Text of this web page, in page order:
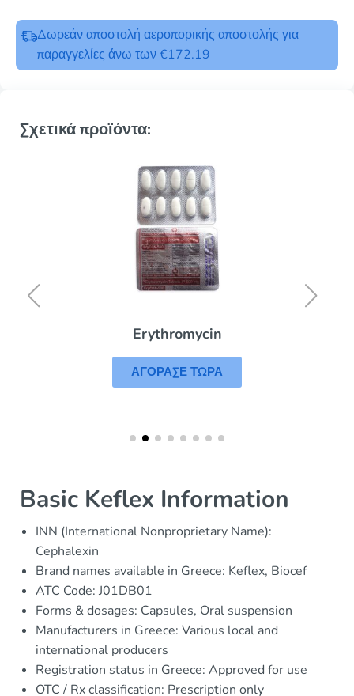
Δωρεάν αποστολή αεροπορικής αποστολής για
παραγγελίες άνω των €172.19
Σχετικά προϊόντα:
Erythromycin
ΑΓΟΡΑΣΕ ΤΩΡΑ
Basic Keflex Information
INN (International Nonproprietary Name):
Cephalexin
Brand names available in Greece: Keflex, Biocef
ATC Code: J01DB01
Forms & dosages: Capsules, Oral suspension
Manufacturers in Greece: Various local and
international producers
Registration status in Greece: Approved for use
OTC / Rx classification: Prescription only